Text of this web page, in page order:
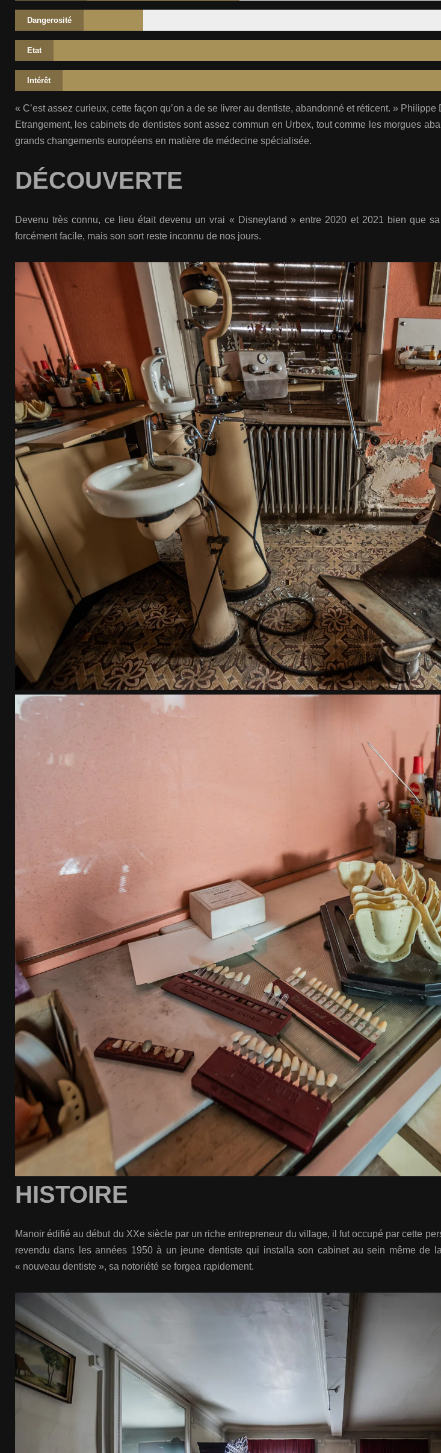
Dangerosité
Etat
Intérêt
« C’est assez curieux, cette façon qu’on a de se livrer au dentiste, abandonné et réticent. » Philippe
Etrangement, les cabinets de dentistes sont assez commun en Urbex, tout comme les morgues
grands changements européens en matière de médecine spécialisée.
DÉCOUVERTE
Devenu très connu, ce lieu était devenu un vrai « Disneyland » entre 2020 et 2021 bien que
forcément facile, mais son sort reste inconnu de nos jours.
HISTOIRE
Manoir édifié au début du XXe siècle par un riche entrepreneur du village, il fut occupé par cette
revendu dans les années 1950 à un jeune dentiste qui installa son cabinet au sein même de
« nouveau dentiste », sa notoriété se forgea rapidement.